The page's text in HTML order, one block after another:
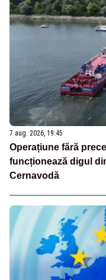
7 aug. 2026, 19:45
Operațiune fără
funcționează digul
Cernavodă